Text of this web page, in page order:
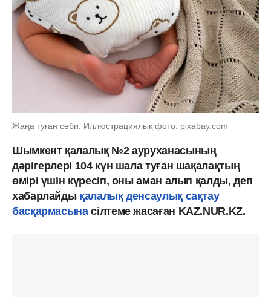
Жаңа туған сәби. Иллюстрациялық фото: pixabay.com
Шымкент қалалық №2 ауруханасының
дәрігерлері 104 күн шала туған шақалақтың
өмірі үшін күресіп, оны аман алып қалды, деп
хабарлайдықалалық денсаулық сақтау
басқармасынасілтеме жасаған KAZ.NUR.KZ.